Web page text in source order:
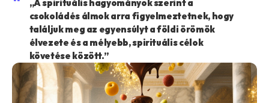
„A spirituális hagyományok szerint a
csokoládés álmok arra figyelmeztetnek, hogy
találjuk meg az egyensúlyt a földi örömök
élvezete és a mélyebb, spirituális célok
követése között.”